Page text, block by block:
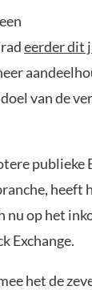
eerder dit
van de
publieke
heeft
op het
Exchange.
het de